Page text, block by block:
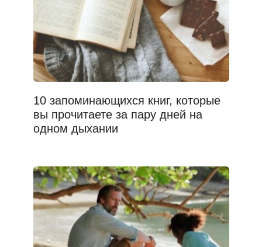
10 запоминающихся книг, которые
вы прочитаете за пару дней на
одном дыхании